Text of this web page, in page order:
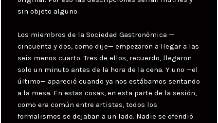
sin objeto alguno.
Los miembros de la Sociedad Gastronómica —
cincuenta y dos, como dije— empezaron a llegar a las
seis menos cuarto. Tres de ellos, recuerdo, llegaron
solo un minuto antes de la hora de la cena. Y uno —el
último— apareció cuando ya nos estábamos sentando
a la mesa. En estas cosas, en esta parte de la sesión,
como era común entre artistas, todos los
formalismos se dejaban a un lado. Nadie se ofendió